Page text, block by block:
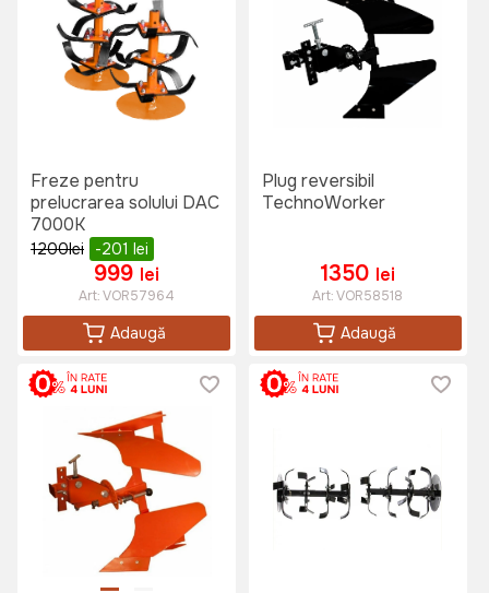
Freze pentru
prelucrarea solului DAC
7000K
1200lei -201 lei
999 lei
Art:VOR57964
Adaugă
Plug reversibil
TechnoWorker
1350 lei
Art:VOR58518
Adaugă